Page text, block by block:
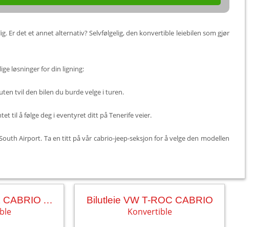
Er det et annet alternativ? Selvfølgelig, den konvertible leiebilen som gjør
løsninger for din ligning:
tvil den bilen du burde velge i turen.
til å følge deg i eventyret ditt på Tenerife veier.
Airport. Ta en titt på vår cabrio-jeep-seksjon for å velge den modellen
Bilutleie MINI ONE CABRIO AUT. Bilutleie VW T-ROC CABRIO
Konvertible